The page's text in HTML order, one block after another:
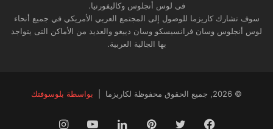
فى لوس أنجلوس وكاليفورنيا.
سوف تشارك كاريزما للوصول إلى المجتمع العربي الأمريكي في جميع أنحاء
لوس أنجلوس وسان فرانسيسكو وسان دييغو والعديد من الأماكن التى يتواجد
بها الجالية العربية.
© 2026, جميع الحقوق محفوظة لكاريزما | بواسطة بلوسوفتك
فيسبوك تويتر بينتيريستلينكدإن يوتيوب